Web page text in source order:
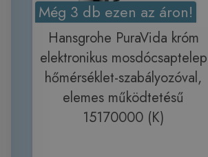
Még 3 db ezen az áron!
Hansgrohe PuraVida króm
elektronikus mosdócsaptelep
hőmérséklet-szabályozóval,
elemes működtetésű
15170000 (K)